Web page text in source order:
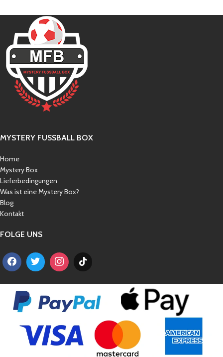
MYSTERY FUSSBALL BOX
Home
Mystery Box
Lieferbedingungen
Was ist eine Mystery Box?
Blog
Kontakt
FOLGE UNS